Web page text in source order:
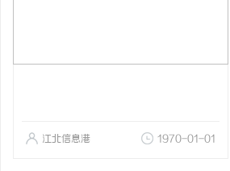
江北信息港 1970-01-01